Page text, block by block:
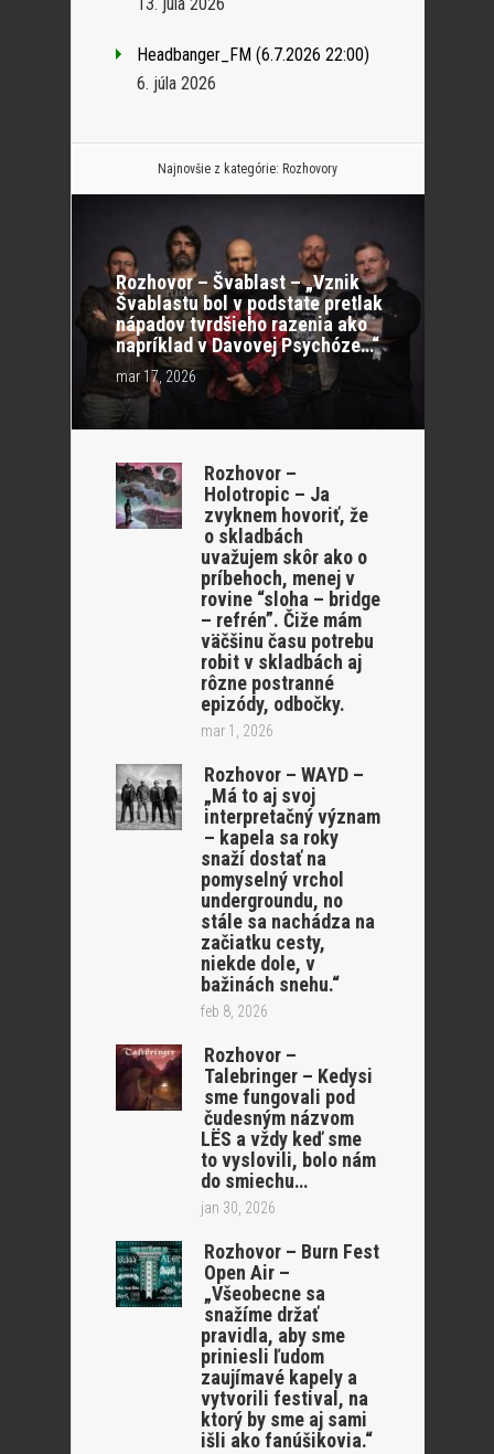
Headbanger_FM (6.7.2026 22:00)
6. júla 2026
Najnovšie z kategórie: Rozhovory
Rozhovor – Švablast – „Vznik
Švablastu bol v podstate pretlak
nápadov tvrdšieho razenia ako
napríklad v Davovej Psychóze…“
mar 17, 2026
Rozhovor –
Holotropic – Ja
zvyknem hovoriť, že
o skladbách
uvažujem skôr ako o
príbehoch, menej v
rovine “sloha – bridge
– refrén”. Čiže mám
väčšinu času potrebu
robit v skladbách aj
rôzne postranné
epizódy, odbočky.
mar 1, 2026
Rozhovor – WAYD –
„Má to aj svoj
interpretačný význam
– kapela sa roky
snaží dostať na
pomyselný vrchol
undergroundu, no
stále sa nachádza na
začiatku cesty,
niekde dole, v
bažinách snehu.“
feb 8, 2026
Rozhovor –
Talebringer – Kedysi
sme fungovali pod
čudesným názvom
LËS a vždy keď sme
to vyslovili, bolo nám
do smiechu…
jan 30, 2026
Rozhovor – Burn Fest
Open Air –
„Všeobecne sa
snažíme držať
pravidla, aby sme
priniesli ľudom
zaujímavé kapely a
vytvorili festival, na
ktorý by sme aj sami
išli ako fanúšikovia.“